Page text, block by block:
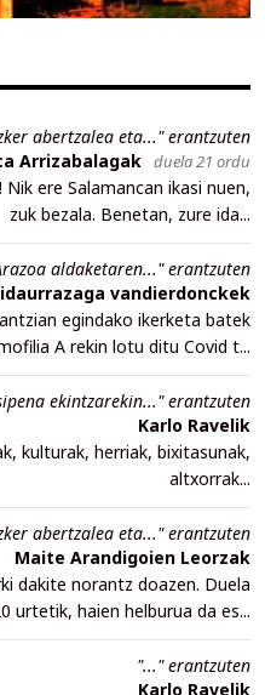
abertzalea eta..." erantzuten
Arrizabalagak duela 21 ordu
ere Salamancan ikasi nuen,
zuk bezala. Benetan, zure ida...
aldaketaren..." erantzuten
vandierdonckek
egindako ikerketa batek
A rekin lotu ditu Covid t...
ekintzarekin..." erantzuten
Karlo Ravelik
kulturak, herriak, bixitasunak,
altxorrak...
abertzalea eta..." erantzuten
Maite Arandigoien Leorzak
dakite norantz doazen. Duela
urtetik, haien helburua da es...
"..." erantzuten
Karlo Ravelik